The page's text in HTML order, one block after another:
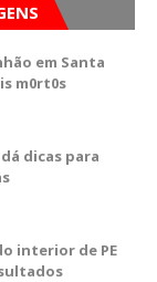
em Santa
m0rt0s
dicas para
interior de PE